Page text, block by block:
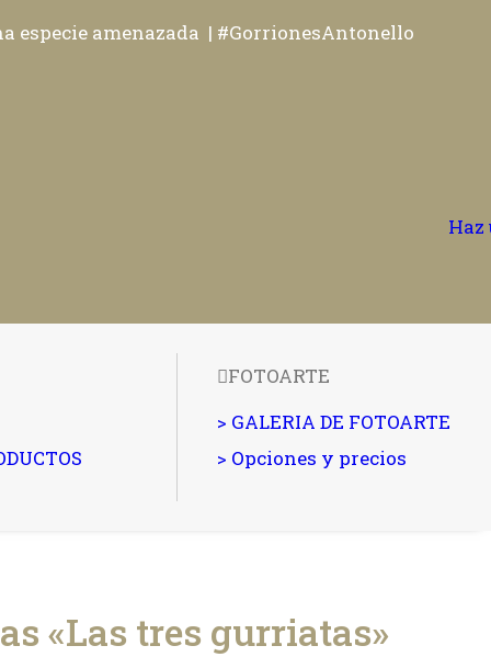
especie amenazada | #GorrionesAntonello
Haz
FOTOARTE
> GALERIA DE FOTOARTE
> Opciones y precios
«Las tres gurriatas»